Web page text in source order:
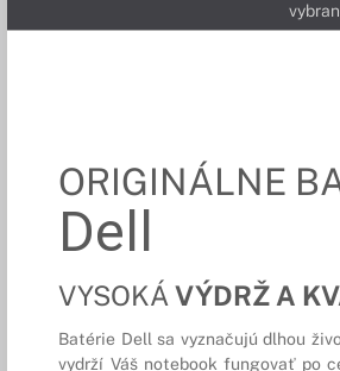
ORIGINÁLNE
Dell
VYSOKÁVÝDRŽ A
Batérie Dell sa vyznačujú dlhou
vydrží Váš notebook fungovať po